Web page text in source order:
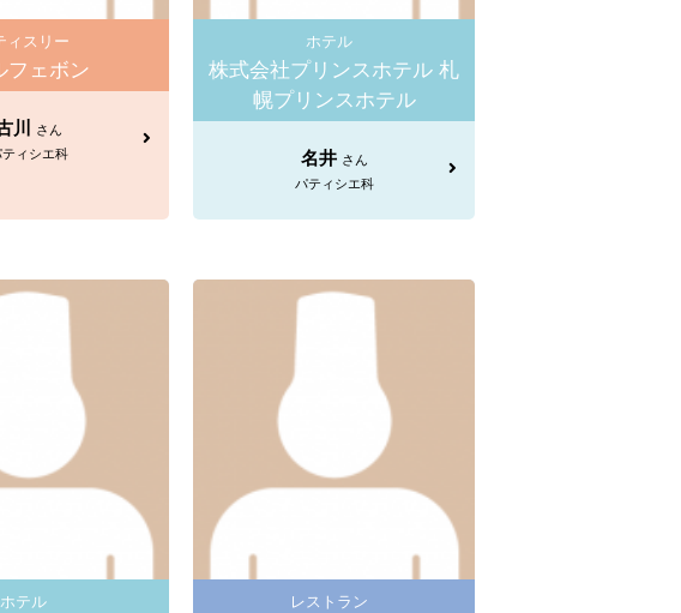
ィスリー
フェボン
川
さん
ティシエ科
ホテル
株式会社プリンスホテル 札
幌プリンスホテル
名井 さん
パティシエ科
ホテル レストラン